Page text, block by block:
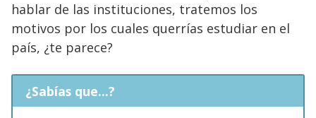
hablar de las instituciones, tratemos los
motivos por los cuales querrías estudiar en el
país, ¿te parece?
¿Sabías que...?